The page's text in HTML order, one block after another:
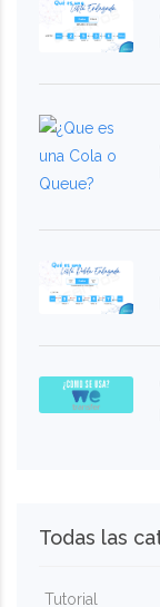
Todas las
Tutorial